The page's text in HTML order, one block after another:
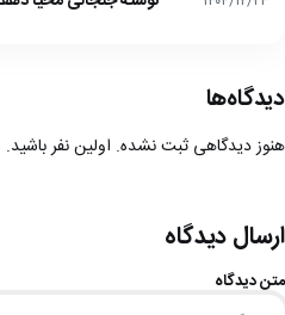
دیدگاه‌ها
هنوز دیدگاهی ثبت نشده. اولین نفر باشید.
ارسال دیدگاه
متن دیدگاه